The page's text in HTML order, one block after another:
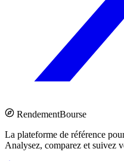
RendementBourse
La plateforme de référence
Analysez, comparez et suivez